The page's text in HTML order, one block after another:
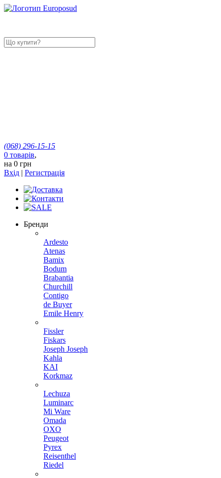
(068) 296-15-15
0 товарів,
на 0 грн
Вхід | Регистрація
Бренди
Ardesto
Atenas
Bamix
Bodum
Brabantia
Churchill
Contigo
de Buyer
Emile Henry
Fissler
Fiskars
Joseph Joseph
Kahla
KAI
Korkmaz
Lechuza
Luminarc
Mi Ware
Omada
OXO
Peugeot
Pyrex
Reisenthel
Riedel